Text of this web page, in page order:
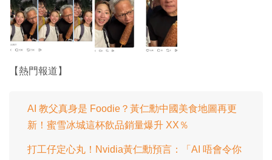
【熱門報道】
AI 教父真身是 Foodie？黃仁勳中國美食地圖再更
新！蜜雪冰城這杯飲品銷量爆升 XX％
打工仔定心丸！Nvidia黃仁勳預言：「AI 唔會令你